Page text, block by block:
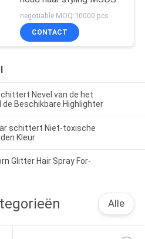
negotiable MOQ:10000 pcs
CONTACT
Nevel van de het
Beschikbare Highlighter
schittert Niet-toxische
Kleur
Glitter Hair Spray For-
Alle